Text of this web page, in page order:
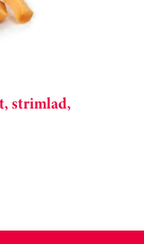
strimlad,